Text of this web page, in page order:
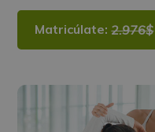
Matricúlate:2.976$